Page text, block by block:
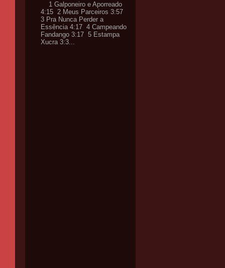
1 Galponeiro e Aporreado
4:15 2 Meus Parceiros 3:57
3 Pra Nunca Perder a
Essência 4:17 4 Campeando
Fandango 3:17 5 Estampa
Xucra 3:3...